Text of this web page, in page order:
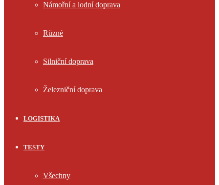
Námořní a lodní doprava
Různé
Silniční doprava
Železniční doprava
LOGISTIKA
TESTY
Všechny